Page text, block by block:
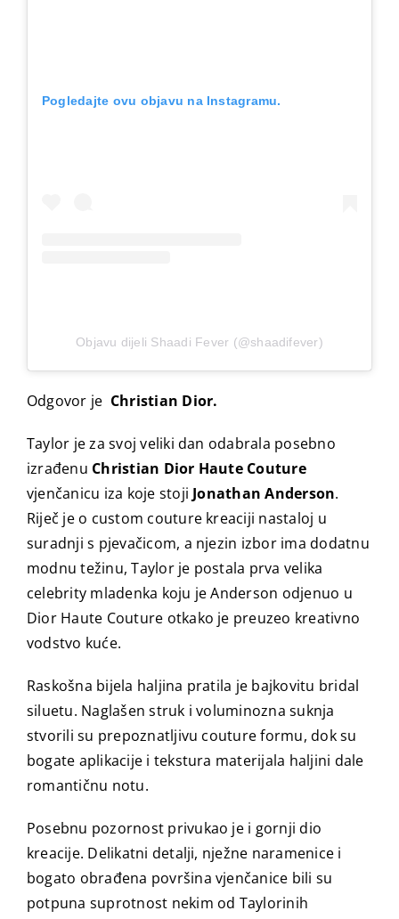
Pogledajte ovu objavu na Instagramu.
Objavu dijeli Shaadi Fever (@shaadifever)
Odgovor je Christian Dior⁠.
Taylor je za svoj veliki dan odabrala posebno
izrađenu Christian Dior Haute Couture
vjenčanicu iza koje stoji Jonathan Anderson.
Riječ je o custom couture kreaciji nastaloj u
suradnji s pjevačicom, a njezin izbor ima dodatnu
modnu težinu, Taylor je postala prva velika
celebrity mladenka koju je Anderson odjenuo u
Dior Haute Couture otkako je preuzeo kreativno
vodstvo kuće.
Raskošna bijela haljina pratila je bajkovitu bridal
siluetu. Naglašen struk i voluminozna suknja
stvorili su prepoznatljivu couture formu, dok su
bogate aplikacije i tekstura materijala haljini dale
romantičnu notu.
Posebnu pozornost privukao je i gornji dio
kreacije. Delikatni detalji, nježne naramenice i
bogato obrađena površina vjenčanice bili su
potpuna suprotnost nekim od Taylorinih